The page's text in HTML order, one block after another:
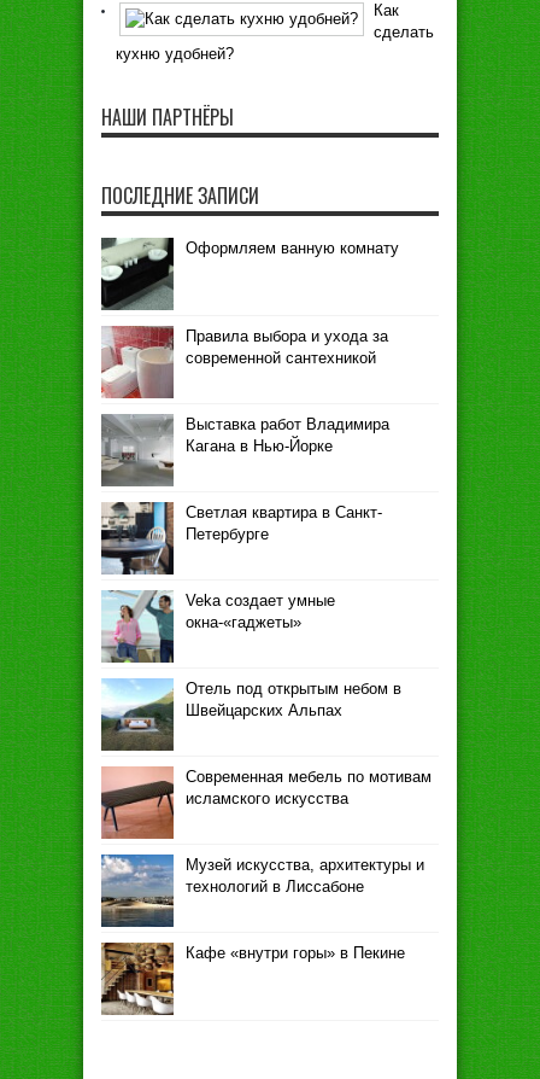
Как
сделать
кухню удобней?
НАШИ ПАРТНЁРЫ
ПОСЛЕДНИЕ ЗАПИСИ
Оформляем ванную комнату
Правила выбора и ухода за
современной сантехникой
Выставка работ Владимира
Кагана в Нью-Йорке
Светлая квартира в Санкт-
Петербурге
Veka создает умные
окна-«гаджеты»
Отель под открытым небом в
Швейцарских Альпах
Современная мебель по мотивам
исламского искусства
Музей искусства, архитектуры и
технологий в Лиссабоне
Кафе «внутри горы» в Пекине